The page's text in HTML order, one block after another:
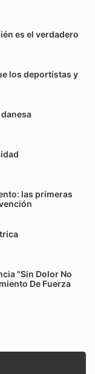
es el verdadero
los deportistas y
las primeras
"Sin Dolor No
De Fuerza